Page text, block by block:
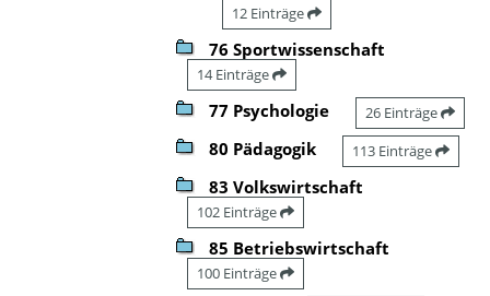
12 Einträge
76 Sportwissenschaft
14 Einträge
77 Psychologie 26 Einträge
80 Pädagogik 113 Einträge
83 Volkswirtschaft
102 Einträge
85 Betriebswirtschaft
100 Einträge